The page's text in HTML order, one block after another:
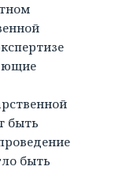
быть
быть